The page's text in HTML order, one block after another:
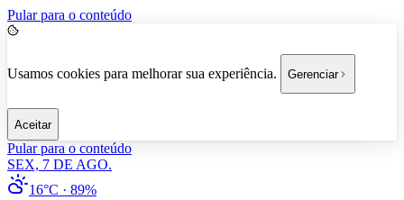
Pular para o conteúdo
Usamos cookies para melhorar sua experiência. Gerenciar
Aceitar
Pular para o conteúdo
SEX, 7 DE AGO.
16°C · 89%